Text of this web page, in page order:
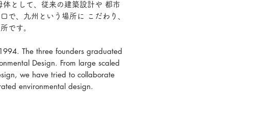
として、従来の建築設計や 都市
で、九州という場所に こだわり、
です。
The three founders graduated
Design. From large scaled
we have tried to collaborate
environmental design.